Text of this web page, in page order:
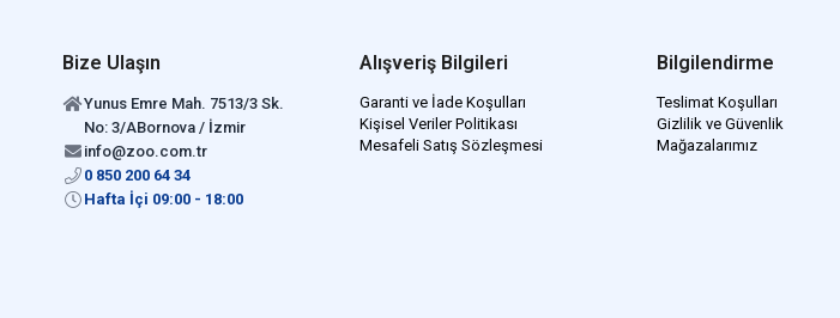
Bize Ulaşın
Yunus Emre Mah. 7513/3 Sk.
No: 3/ABornova / İzmir
info@zoo.com.tr
0 850 200 64 34
Hafta İçi 09:00 - 18:00
Alışveriş Bilgileri
Garanti ve İade Koşulları
Kişisel Veriler Politikası
Mesafeli Satış Sözleşmesi
Bilgilendirme
Teslimat Koşulları
Gizlilik ve Güvenlik
Mağazalarımız